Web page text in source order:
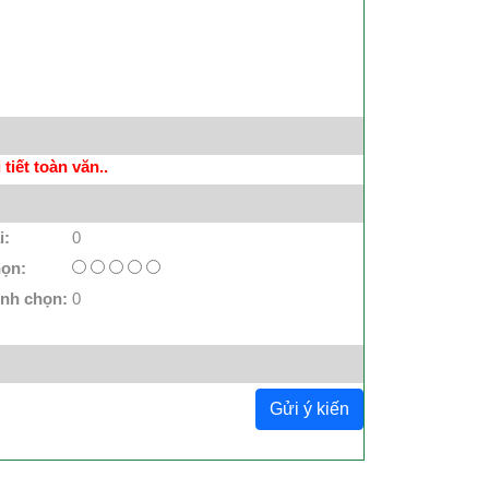
toàn văn..
0
chọn: 0
Gửi ý kiến